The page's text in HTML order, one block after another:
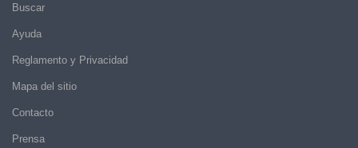
Buscar
Ayuda
Reglamento y Privacidad
Mapa del sitio
Contacto
Prensa